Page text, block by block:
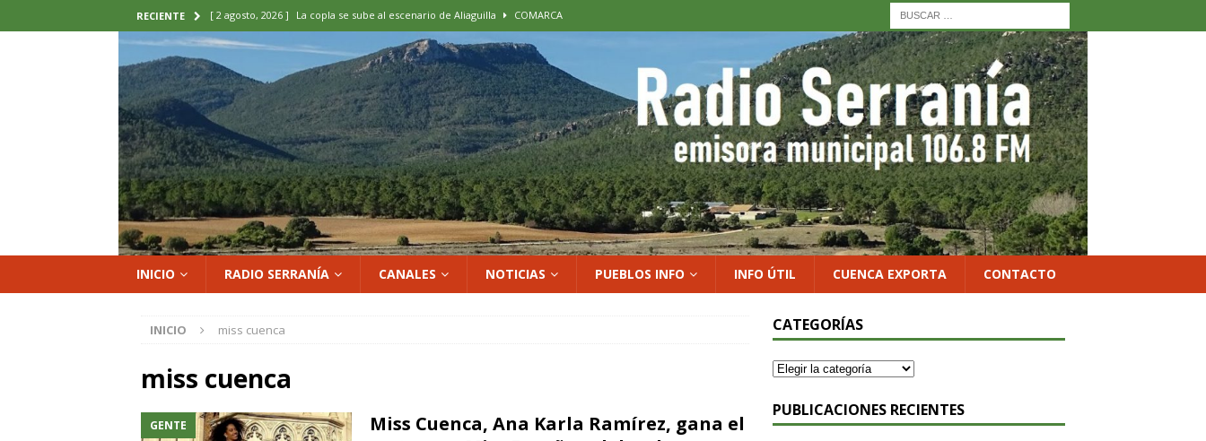
RECIENTE [ 2 agosto, 2026 ] La copla se sube al escenario de Aliaguilla COMARCA
[ 2 agosto, 2026 ] Cardenete convierte sus calles en un museo al aire libre con una innovadora ruta sobre
micología y patrimonio COMARCA
[ 2 agosto, 2026 ] El calor pone en jaque al vino: la vendimia más temprana de la historia ya es una realidad
ENOLOGIA
[ 2 agosto, 2026 ] El REBI Cuenca echa a rodar con ilusión renovada DEPORTE
[ 2 agosto, 2026 ] Landete inaugura la exposición colectiva «El presente eterno» en el Centro de Arte Loma
del Olvido COMARCA
INICIO RADIO SERRANÍA CANALES NOTICIAS PUEBLOS INFO INFO ÚTIL CUENCA EXPORTA CONTACTO
INICIO miss cuenca
miss cuenca
GENTE
Miss Cuenca, Ana Karla Ramírez, gana el
CATEGORÍAS
PUBLICACIONES RECIENTES